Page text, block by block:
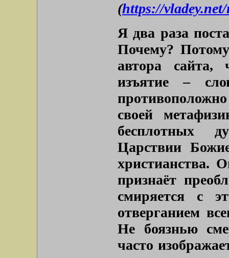
(https://
Я два раза
Почему?
автора сайта,
изъятие –
своей
бесплотных
Царствии
христианства.
признаёт
смиряется с
отверганием
Не боязнью
часто